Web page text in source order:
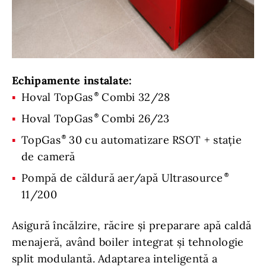
Echipamente instalate:
Hoval TopGas Combi 32/28
Hoval TopGas Combi 26/23
TopGas
30 cu automatizare RSOT + stație
de cameră
Pompă de căldură aer/apă Ultrasource
11/200
Asigură încălzire, răcire și preparare apă caldă
menajeră, având boiler integrat și tehnologie
split modulantă. Adaptarea inteligentă a